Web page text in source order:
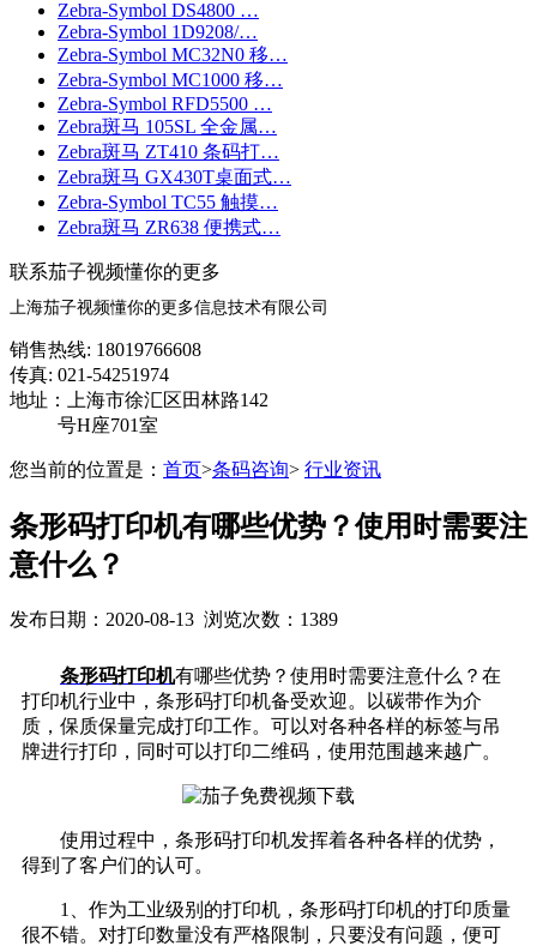
Zebra-Symbol DS4800 …
Zebra-Symbol 1D9208/…
Zebra-Symbol MC32N0 移…
Zebra-Symbol MC1000 移…
Zebra-Symbol RFD5500 …
Zebra斑马 105SL 全金属…
Zebra斑马 ZT410 条码打…
Zebra斑马 GX430T桌面式…
Zebra-Symbol TC55 触摸…
Zebra斑马 ZR638 便携式…
联系茄子视频懂你的更多
上海茄子视频懂你的更多信息技术有限公司
销售热线: 18019766608
传真: 021-54251974
地址：上海市徐汇区田林路142
号H座701室
您当前的位置是： 首页>条码咨询> 行业资讯
条形码打印机有哪些优势？使用时需要注
意什么？
发布日期：2020-08-13 浏览次数：1389
条形码打印机有哪些优势？使用时需要注意什么？在
打印机行业中，条形码打印机备受欢迎。以碳带作为介
质，保质保量完成打印工作。可以对各种各样的标签与吊
牌进行打印，同时可以打印二维码，使用范围越来越广。
使用过程中，条形码打印机发挥着各种各样的优势，
得到了客户们的认可。
1、作为工业级别的打印机，条形码打印机的打印质量
很不错。对打印数量没有严格限制，只要没有问题，便可